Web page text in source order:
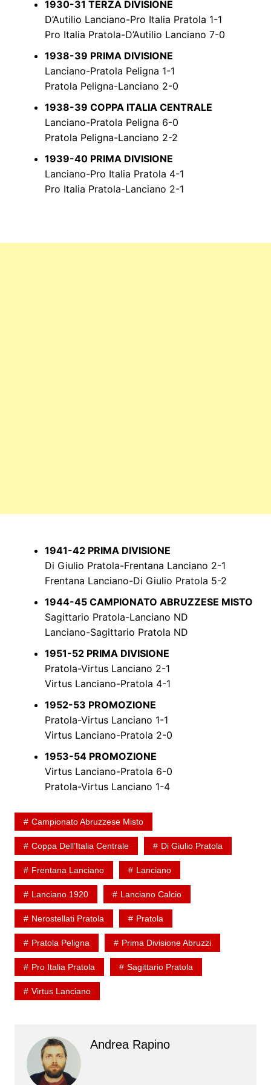
1930-31 TERZA DIVISIONE
D’Autilio Lanciano-Pro Italia Pratola 1-1
Pro Italia Pratola-D’Autilio Lanciano 7-0
1938-39 PRIMA DIVISIONE
Lanciano-Pratola Peligna 1-1
Pratola Peligna-Lanciano 2-0
1938-39 COPPA ITALIA CENTRALE
Lanciano-Pratola Peligna 6-0
Pratola Peligna-Lanciano 2-2
1939-40 PRIMA DIVISIONE
Lanciano-Pro Italia Pratola 4-1
Pro Italia Pratola-Lanciano 2-1
1941-42 PRIMA DIVISIONE
Di Giulio Pratola-Frentana Lanciano 2-1
Frentana Lanciano-Di Giulio Pratola 5-2
1944-45 CAMPIONATO ABRUZZESE MISTO
Sagittario Pratola-Lanciano ND
Lanciano-Sagittario Pratola ND
1951-52 PRIMA DIVISIONE
Pratola-Virtus Lanciano 2-1
Virtus Lanciano-Pratola 4-1
1952-53 PROMOZIONE
Pratola-Virtus Lanciano 1-1
Virtus Lanciano-Pratola 2-0
1953-54 PROMOZIONE
Virtus Lanciano-Pratola 6-0
Pratola-Virtus Lanciano 1-4
Campionato Abruzzese Misto
Coppa Dell’Italia Centrale Di Giulio Pratola
Frentana Lanciano Lanciano
Lanciano 1920 Lanciano Calcio
Nerostellati Pratola Pratola
Pratola Peligna Prima Divisione Abruzzi
Pro Italia Pratola Sagittario Pratola
Virtus Lanciano
Andrea Rapino